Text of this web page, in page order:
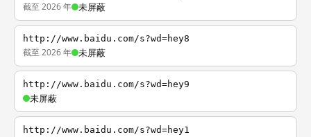
截至 2026 年 未屏蔽
http://www.baidu.com/s?wd=hey8
截至 2026 年 未屏蔽
http://www.baidu.com/s?wd=hey9
未屏蔽
http://www.baidu.com/s?wd=hey1